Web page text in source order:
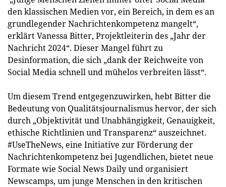
den klassischen Medien vor, ein Bereich, in dem es an
grundlegender Nachrichtenkompetenz mangelt“,
erklärt Vanessa Bitter, Projektleiterin des „Jahr der
Nachricht 2024“. Dieser Mangel führt zu
Desinformation, die sich „dank der Reichweite von
Social Media schnell und mühelos verbreiten lässt“.
Um diesem Trend entgegenzuwirken, hebt Bitter die
Bedeutung von Qualitätsjournalismus hervor, der sich
durch „Objektivität und Unabhängigkeit, Genauigkeit,
ethische Richtlinien und Transparenz“ auszeichnet.
#UseTheNews, eine Initiative zur Förderung der
Nachrichtenkompetenz bei Jugendlichen, bietet neue
Formate wie Social News Daily und organisiert
Newscamps, um junge Menschen in den kritischen